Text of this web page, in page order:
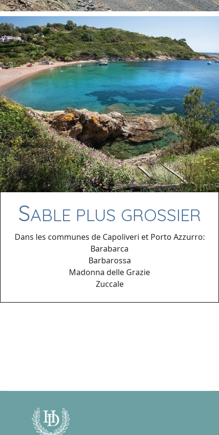
SABLE PLUS GROSSIER
Dans les communes de Capoliveri et Porto Azzurro:
Barabarca
Barbarossa
Madonna delle Grazie
Zuccale